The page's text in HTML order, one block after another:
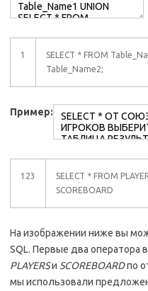
1
SELECT * FROM
Table_Name2;
Пример:
123
SELECT * FROM
SCOREBOARD
На изображении ниже вы
SQL. Первые два оператора
PLAYERSи SCOREBOARDпо
мы использовали